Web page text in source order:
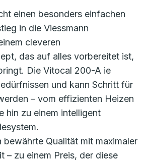
einen besonders einfachen
in die Viessmann
cleveren
das auf alles vorbereitet ist,
Die Vitocal 200-A ie
und kann Schritt für
– vom effizienten Heizen
hin zu einem intelligent
bewährte Qualität mit maximaler
– zu einem Preis, der diese